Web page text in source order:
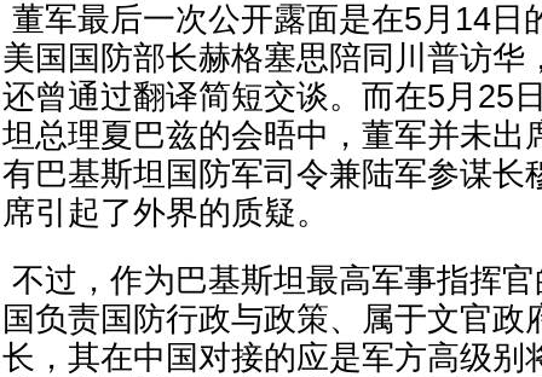
董军最后一次公开露面是在5月14日
美国国防部长赫格塞思陪同川普访华
还曾通过翻译简短交谈。而在5月25
坦总理夏巴兹的会晤中，董军并未出
有巴基斯坦国防军司令兼陆军参谋长
席引起了外界的质疑。
不过，作为巴基斯坦最高军事指挥
国负责国防行政与政策、属于文官政
长，其在中国对接的应是军方高级别